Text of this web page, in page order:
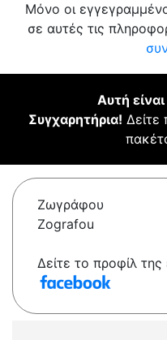
Μόνο οι
σε αυτές τις
Αυτή
Συγχαρητήρια! Δείτε
Ζωγράφου
Zografou
Δείτε το προφίλ της